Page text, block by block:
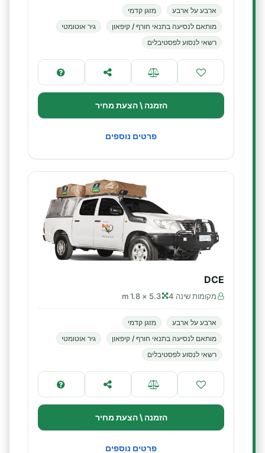
ארבע על ארבע
מזגן קדמי
מותאם לנסיעה בתנאי חורף / קיפאון
גיר אוטומטי
רשאי לנסוע לפסטיבלים
הזמנה \ הצעת מחיר
פרטים נוספים
DCE
מקומות שינה 4 5.3 × 1.8 m
ארבע על ארבע
מזגן קדמי
מותאם לנסיעה בתנאי חורף / קיפאון
גיר אוטומטי
רשאי לנסוע לפסטיבלים
הזמנה \ הצעת מחיר
פרטים נוספים